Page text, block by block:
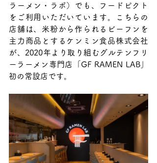
ラーメン・ラボ）でも、フードピクト
をご利用いただいています。こちらの
店舗は、米粉から作られるビーフンを
主力商品とするケンミン食品株式会社
が、2020年より取り組むグルテンフリ
ーラーメン専門店「GF RAMEN LAB」
初の常設店です。